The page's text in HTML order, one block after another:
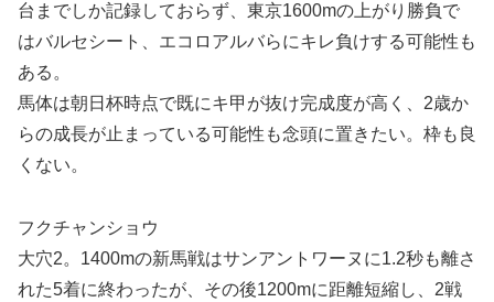
台までしか記録しておらず、東京1600mの上がり勝負で
はバルセシート、エコロアルバらにキレ負けする可能性も
ある。
馬体は朝日杯時点で既にキ甲が抜け完成度が高く、2歳か
らの成長が止まっている可能性も念頭に置きたい。枠も良
くない。
フクチャンショウ
大穴2。1400mの新馬戦はサンアントワーヌに1.2秒も離さ
れた5着に終わったが、その後1200mに距離短縮し、2戦